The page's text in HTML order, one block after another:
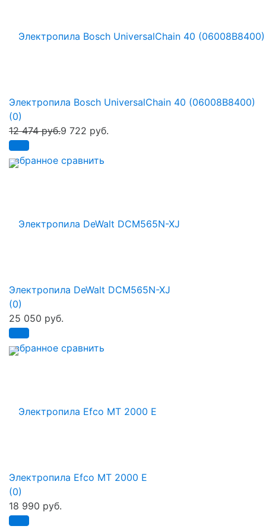
избранное сравнить
Электропила Bosch UniversalChain 40 (06008B8400)
(0)
12 474 руб.9 722 руб.
избранное сравнить
Электропила DeWalt DCM565N-XJ
(0)
25 050 руб.
Электропила Efco MT 2000 E
(0)
18 990 руб.